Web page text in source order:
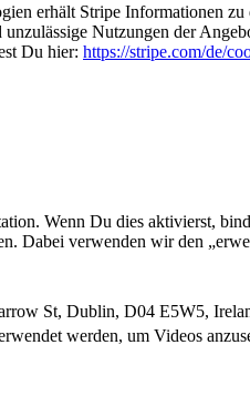
erhält Stripe Informationen
Nutzungen der
Du hier: https://stripe.com/de/
Wenn Du dies aktivierst,
Dabei verwenden wir den
St, Dublin, D04 E5W5,
werden, um Videos